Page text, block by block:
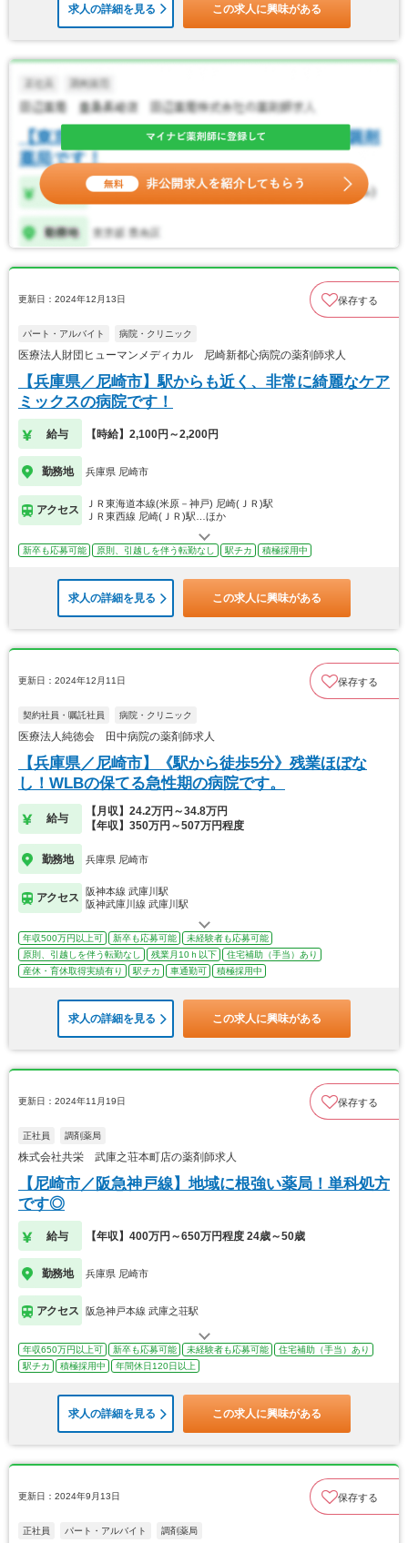
求人の詳細を見る この求人に興味がある
更新日：2024年12月13日 保存する
パート・アルバイト 病院・クリニック
医療法人財団ヒューマンメディカル 尼崎新都心病院の薬剤師求人
【兵庫県／尼崎市】駅からも近く、非常に綺麗なケア
ミックスの病院です！
給与 【時給】2,100円～2,200円
勤務地 兵庫県 尼崎市
アクセス
ＪＲ東海道本線(米原－神戸) 尼崎(ＪＲ)駅
ＪＲ東西線 尼崎(ＪＲ)駅…ほか
新卒も応募可能 原則、引越しを伴う転勤なし 駅チカ 積極採用中
求人の詳細を見る この求人に興味がある
更新日：2024年12月11日 保存する
契約社員・嘱託社員 病院・クリニック
医療法人純徳会 田中病院の薬剤師求人
【兵庫県／尼崎市】《駅から徒歩5分》残業ほぼな
し！WLBの保てる急性期の病院です。
給与
【月収】24.2万円～34.8万円
【年収】350万円～507万円程度
勤務地 兵庫県 尼崎市
アクセス
阪神本線 武庫川駅
阪神武庫川線 武庫川駅
年収500万円以上可 新卒も応募可能
未経験者も応募可能
原則、引越しを伴う転勤なし
残業月10ｈ以下
住宅補助（手当）あり
産休・育休取得実績有り
駅チカ 車通勤可 積極採用中
求人の詳細を見る この求人に興味がある
更新日：2024年11月19日 保存する
正社員 調剤薬局
株式会社共栄 武庫之荘本町店の薬剤師求人
【尼崎市／阪急神戸線】地域に根強い薬局！単科処方
です◎
給与 【年収】400万円～650万円程度 24歳～50歳
勤務地 兵庫県 尼崎市
アクセス 阪急神戸本線 武庫之荘駅
年収650万円以上可 新卒も応募可能 未経験者も応募可能
住宅補助（手当）あり
駅チカ
積極採用中 年間休日120日以上
求人の詳細を見る この求人に興味がある
更新日：2024年9月13日 保存する
正社員 パート・アルバイト 調剤薬局